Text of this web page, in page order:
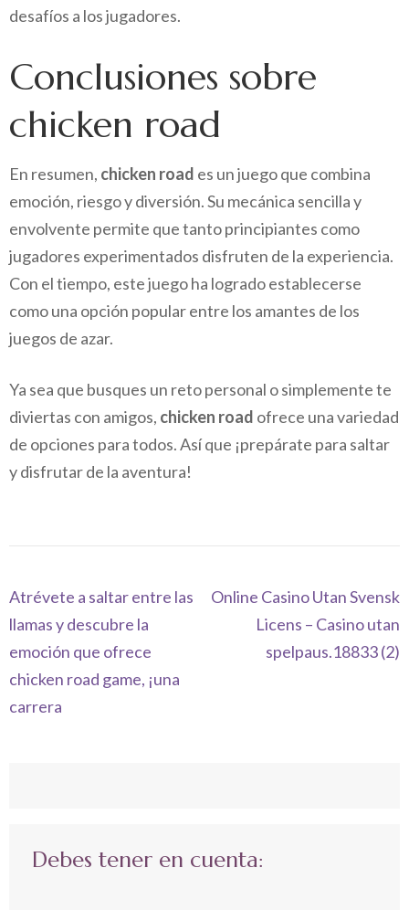
desafíos a los jugadores.
Conclusiones sobre
chicken road
En resumen, chicken road es un juego que combina
emoción, riesgo y diversión. Su mecánica sencilla y
envolvente permite que tanto principiantes como
jugadores experimentados disfruten de la experiencia.
Con el tiempo, este juego ha logrado establecerse
como una opción popular entre los amantes de los
juegos de azar.
Ya sea que busques un reto personal o simplemente te
diviertas con amigos, chicken road ofrece una variedad
de opciones para todos. Así que ¡prepárate para saltar
y disfrutar de la aventura!
Navegación
de
entradas
Atrévete a saltar entre las
llamas y descubre la
emoción que ofrece
chicken road game, ¡una
carrera
Online Casino Utan Svensk
Licens – Casino utan
spelpaus.18833 (2)
Debes tener en cuenta: